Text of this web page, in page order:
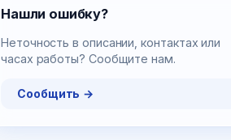
Нашли ошибку?
Неточность в описании, контактах или
часах работы? Сообщите нам.
Сообщить →